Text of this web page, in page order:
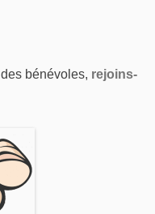
bénévoles, rejoins-